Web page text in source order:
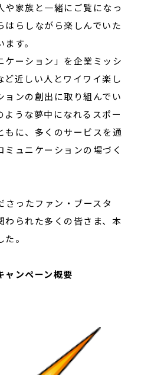
家族と一緒にご覧になっ
らしながら楽しんでいた
す。
ケーション」を企業ミッシ
ど近しい人とワイワイ楽し
ンの創出に取り組んでい
うな夢中になれるスポー
もに、多くのサービスを通
ュニケーションの場づく
さったファン・ブースタ
わられた多くの皆さま、本
。
ンペーン概要